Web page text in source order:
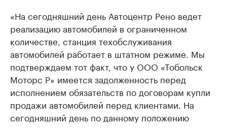
«На сегодняшний день Автоцентр Рено ведет
реализацию автомобилей в ограниченном
количестве, станция техобслуживания
автомобилей работает в штатном режиме. Мы
подтверждаем тот факт, что у ООО «Тобольск
Моторс Р» имеется задолженность перед
исполнением обязательств по договорам купли
продажи автомобилей перед клиентами. На
сегодняшний день по данному положению